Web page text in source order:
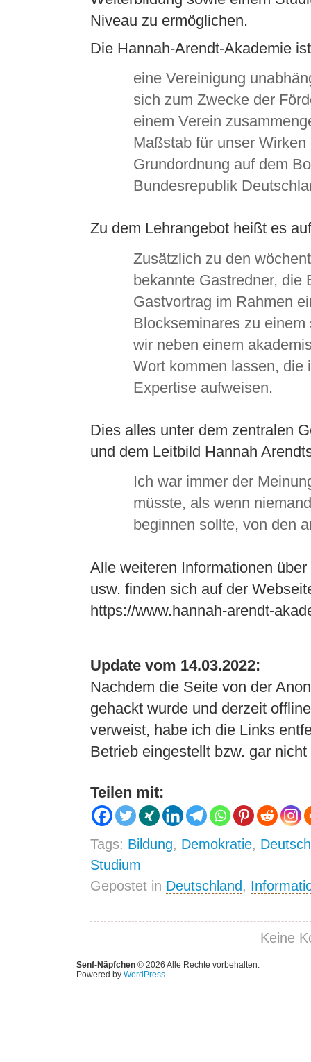
Niveau zu ermöglichen.
Die Hannah-Arendt-Akademie ist
eine Vereinigung
sich zum Zwecke der
einem Verein
Maßstab für unser
Grundordnung auf dem
Bundesrepublik
Zu dem Lehrangebot heißt es
Zusätzlich zu den
bekannte Gastredner, die
Gastvortrag im Rahmen
Blockseminares zu
wir neben einem
Wort kommen lassen, die
Expertise aufweisen.
Dies alles unter dem zentralen
und dem Leitbild Hannah
Ich war immer der
müsste, als wenn
beginnen sollte, von den
Alle weiteren Informationen
usw. finden sich auf der
https://www.hannah-arendt-
Update vom 14.03.2022:
Nachdem die Seite von der
gehackt wurde und derzeit
verweist, habe ich die Links
Betrieb eingestellt bzw. gar
Teilen mit:
Tags: Bildung, Demokratie,
Studium
Gepostet in Deutschland ,
Keine
Senf-Näpfchen © 2026 Alle Rechte vorbehalten.
Powered by WordPress